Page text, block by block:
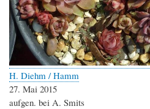
H. Diehm / Hamm
27. Mai 2015
aufgen. bei A. Smits